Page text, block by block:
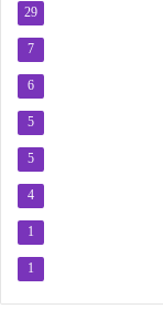
29
7
6
5
5
4
1
1